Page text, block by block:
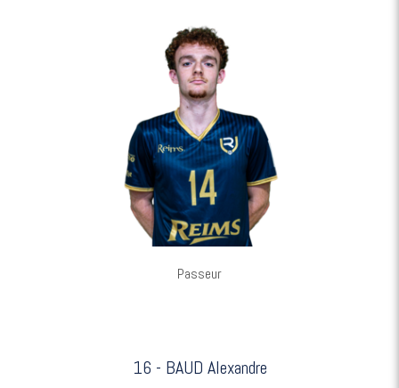
Passeur
16 - BAUD Alexandre